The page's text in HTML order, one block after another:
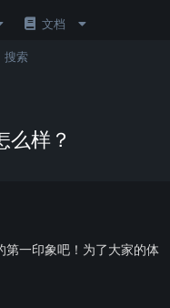
文档
么样？
第一印象吧！为了大家的体